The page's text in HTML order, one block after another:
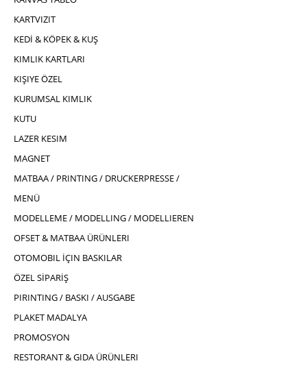
KARTVIZIT
KEDİ & KÖPEK & KUŞ
KIMLIK KARTLARI
KIŞIYE ÖZEL
KURUMSAL KIMLIK
KUTU
LAZER KESIM
MAGNET
MATBAA / PRINTING / DRUCKERPRESSE /
MENÜ
MODELLEME / MODELLING / MODELLIEREN
OFSET & MATBAA ÜRÜNLERI
OTOMOBIL İÇIN BASKILAR
ÖZEL SİPARİŞ
PIRINTING / BASKI / AUSGABE
PLAKET MADALYA
PROMOSYON
RESTORANT & GIDA ÜRÜNLERI